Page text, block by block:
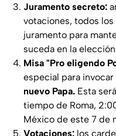
Juramento secreto:
votaciones, todos
juramento para
suceda en la
Misa "Pro eligendo
especial para
nuevo Papa. Esta
tiempo de Roma,
México de este 7 de
Votaciones: los